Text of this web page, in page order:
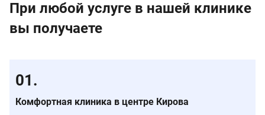
При любой услуге в нашей клинике
вы получаете
Комфортная клиника в центре Кирова